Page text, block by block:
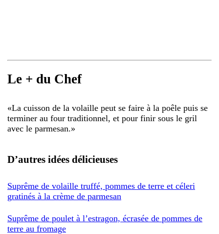
Le + du Chef
«La cuisson de la volaille peut se faire à la poêle puis se
terminer au four traditionnel, et pour finir sous le gril
avec le parmesan.»
D’autres idées délicieuses
Suprême de volaille truffé, pommes de terre et céleri
gratinés à la crème de parmesan
Suprême de poulet à l’estragon, écrasée de pommes de
terre au fromage